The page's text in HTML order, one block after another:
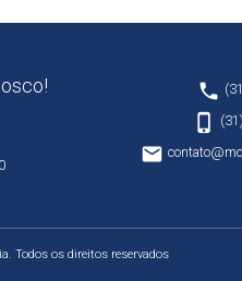
phone
phone_iphone
email
Todos os direitos reservados